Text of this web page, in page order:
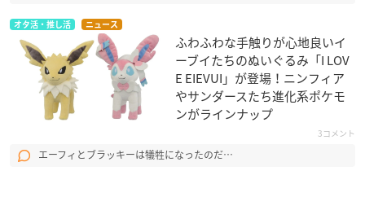
オタ活・推し活 ニュース
ふわふわな手触りが心地良いイ
ーブイたちのぬいぐるみ「I LOV
E EIEVUI」が登場！ニンフィア
やサンダースたち進化系ポケモ
ンがラインナップ
3コメント
エーフィとブラッキーは犠牲になったのだ…